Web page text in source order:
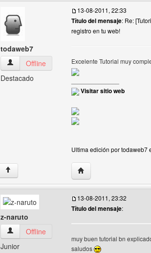
todaweb7
todaweb7 Ver perfil del usuario
Offline
Destacado
13-08-2011, 22:33
Título del mensaje: Re:
registro en tu web!
Excelente Tutorial muy
Visitar sitio web
Ultima edición por todaweb7
↑ Visitar sitio web del
z-naruto
z-naruto Ver perfil del usuario
Offline
Junior
13-08-2011, 23:32
Título del mensaje:
muy buen tutorial bn
saludos